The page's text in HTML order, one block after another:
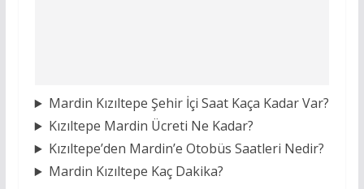
Mardin Kızıltepe Şehir İçi Saat Kaça Kadar Var?
Kızıltepe Mardin Ücreti Ne Kadar?
Kızıltepe’den Mardin’e Otobüs Saatleri Nedir?
Mardin Kızıltepe Kaç Dakika?